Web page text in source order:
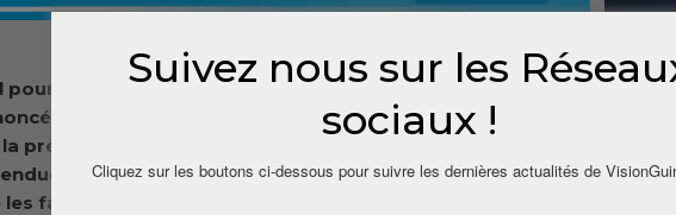
le Développement (FRONDEG), dirigé par Abdoulaye
l’agression dont aurait été victime son candidat à la
préfecture de Mamou, Abdoulaye Bademba Diallo.
publique ce dimanche 31 mai, le Bureau exécutif du
faits se sont produits dans la soirée du samedi 30 mai.
Suivez nous sur les
sociaux !
Cliquez sur les boutons ci-dessous pour suivre les dernières actualités de